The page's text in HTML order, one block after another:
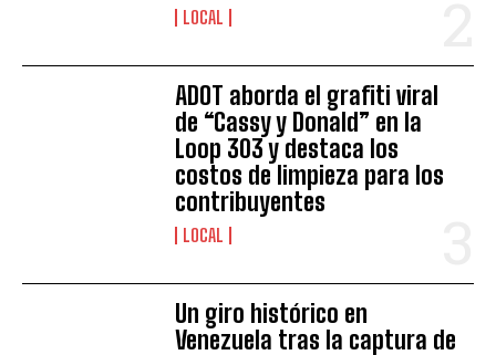
I WANT IN
LOCAL
ADOT aborda el grafiti viral
de “Cassy y Donald” en la
Loop 303 y destaca los
costos de limpieza para los
contribuyentes
LOCAL
Un giro histórico en
Venezuela tras la captura de